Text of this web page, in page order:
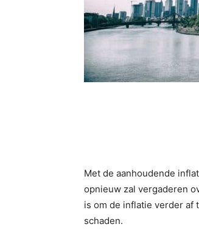
Met de aanhoudende
opnieuw zal vergaderen
is om de inflatie verder af
schaden.